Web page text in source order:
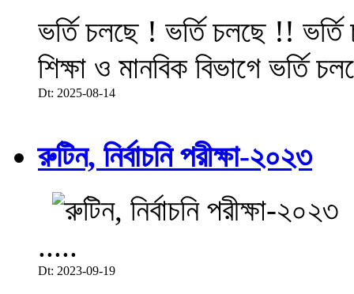
ভর্তি চলছে ! ভর্তি চলছে !!
শিক্ষা ও মানবিক বিভাগে ভর্তি
Dt: 2025-08-14
রুটিন, নির্বাচনি পরীক্ষা-২০২৩
.....
Dt: 2023-09-19